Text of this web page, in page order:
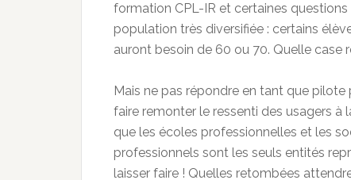
formation CPL-IR et certaines
population très diversifiée : certains
auront besoin de 60 ou 70. Quelle case
Mais ne pas répondre en tant que pilote
faire remonter le ressenti des usagers à
que les écoles professionnelles et les
professionnels sont les seuls entités
laisser faire ! Quelles retombées